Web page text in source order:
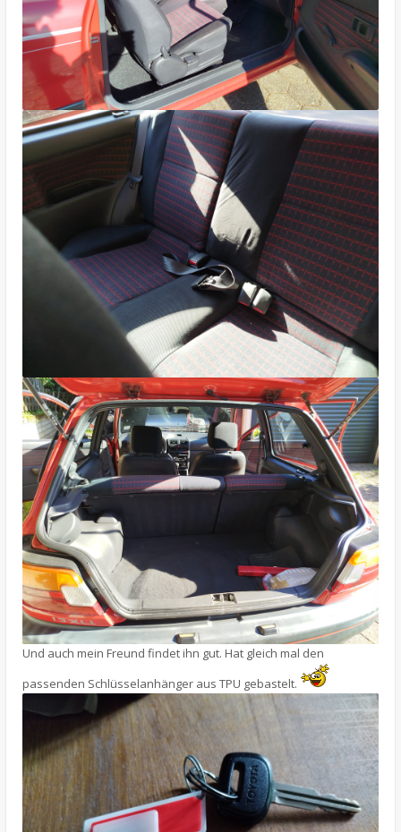
Und auch mein Freund findet ihn gut. Hat gleich mal den
passenden Schlüsselanhänger aus TPU gebastelt.